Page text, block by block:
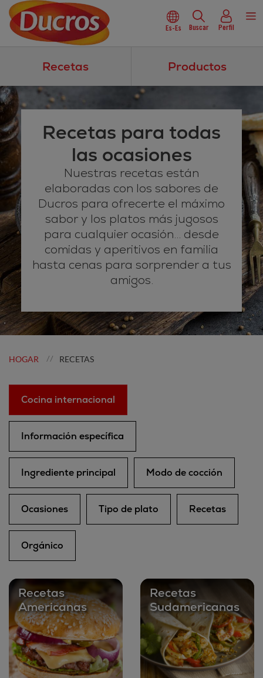
Es-Es Buscar Perfil
Recetas Productos
Recetas para todas
las ocasiones
Nuestras recetas están
elaboradas con los sabores de
Ducros para ofrecerte el máximo
sabor y los platos más jugosos
para cualquier ocasión… desde
comidas y aperitivos en familia
hasta cenas para sorprender a tus
amigos.
HOGAR // RECETAS
Cocina internacional
Información específica
Ingrediente principal Modo de cocción
Ocasiones Tipo de plato Recetas
Orgánico
Recetas
Americanas
Recetas
Sudamericanas